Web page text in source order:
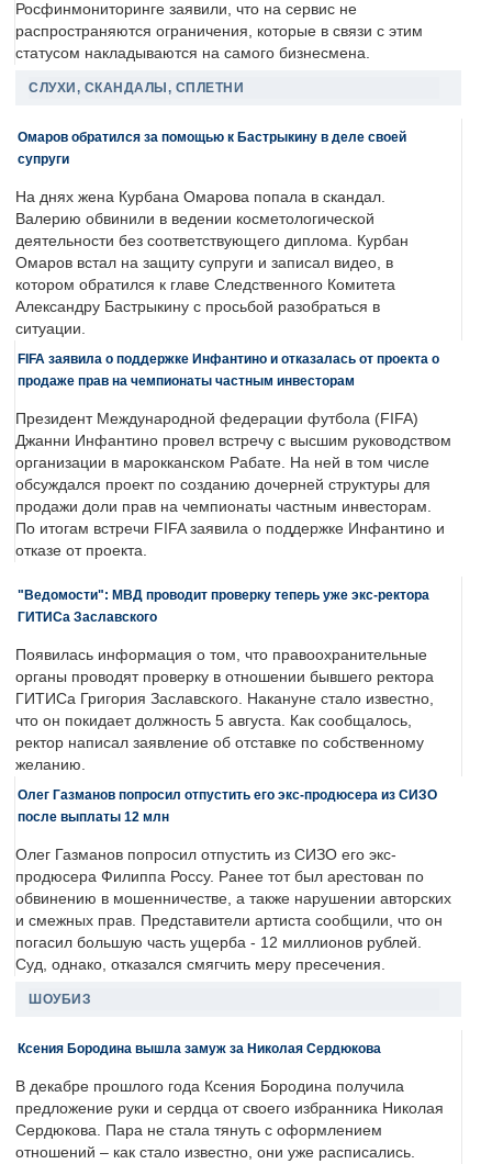
Росфинмониторинге заявили, что на сервис не
распространяются ограничения, которые в связи с этим
статусом накладываются на самого бизнесмена.
СЛУХИ, СКАНДАЛЫ, СПЛЕТНИ
Омаров обратился за помощью к Бастрыкину в деле своей
супруги
На днях жена Курбана Омарова попала в скандал.
Валерию обвинили в ведении косметологической
деятельности без соответствующего диплома. Курбан
Омаров встал на защиту супруги и записал видео, в
котором обратился к главе Следственного Комитета
Александру Бастрыкину с просьбой разобраться в
ситуации.
FIFA заявила о поддержке Инфантино и отказалась от проекта о
продаже прав на чемпионаты частным инвесторам
Президент Международной федерации футбола (FIFA)
Джанни Инфантино провел встречу с высшим руководством
организации в марокканском Рабате. На ней в том числе
обсуждался проект по созданию дочерней структуры для
продажи доли прав на чемпионаты частным инвесторам.
По итогам встречи FIFA заявила о поддержке Инфантино и
отказе от проекта.
"Ведомости": МВД проводит проверку теперь уже экс-ректора
ГИТИСа Заславского
Появилась информация о том, что правоохранительные
органы проводят проверку в отношении бывшего ректора
ГИТИСа Григория Заславского. Накануне стало известно,
что он покидает должность 5 августа. Как сообщалось,
ректор написал заявление об отставке по собственному
желанию.
Олег Газманов попросил отпустить его экс-продюсера из СИЗО
после выплаты 12 млн
Олег Газманов попросил отпустить из СИЗО его экс-
продюсера Филиппа Россу. Ранее тот был арестован по
обвинению в мошенничестве, а также нарушении авторских
и смежных прав. Представители артиста сообщили, что он
погасил большую часть ущерба - 12 миллионов рублей.
Суд, однако, отказался смягчить меру пресечения.
ШОУБИЗ
Ксения Бородина вышла замуж за Николая Сердюкова
В декабре прошлого года Ксения Бородина получила
предложение руки и сердца от своего избранника Николая
Сердюкова. Пара не стала тянуть с оформлением
отношений – как стало известно, они уже расписались.